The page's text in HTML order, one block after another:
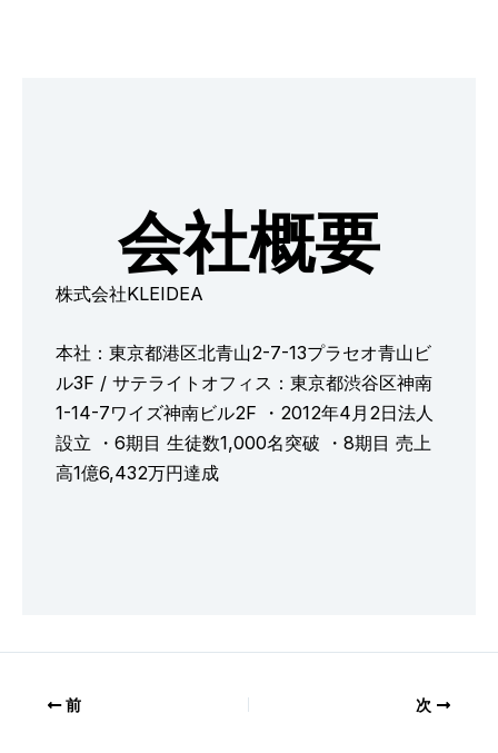
会社概要
株式会社KLEIDEA
本社：東京都港区北青山2-7-13プラセオ青山ビ
ル3F / サテライトオフィス：東京都渋谷区神南
1-14-7ワイズ神南ビル2F ・2012年4月2日法人
設立 ・6期目 生徒数1,000名突破 ・8期目 売上
高1億6,432万円達成
前 次